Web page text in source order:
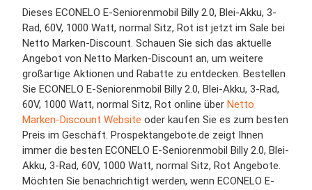
Dieses ECONELO E-Seniorenmobil Billy 2.0, Blei-Akku, 3-
Rad, 60V, 1000 Watt, normal Sitz, Rot ist jetzt im Sale bei
Netto Marken-Discount. Schauen Sie sich das aktuelle
Angebot von Netto Marken-Discount an, um weitere
großartige Aktionen und Rabatte zu entdecken. Bestellen
Sie ECONELO E-Seniorenmobil Billy 2.0, Blei-Akku, 3-Rad,
60V, 1000 Watt, normal Sitz, Rot online über Netto
Marken-Discount Website oder kaufen Sie es zum besten
Preis im Geschäft. Prospektangebote.de zeigt Ihnen
immer die besten ECONELO E-Seniorenmobil Billy 2.0, Blei-
Akku, 3-Rad, 60V, 1000 Watt, normal Sitz, Rot Angebote.
Möchten Sie benachrichtigt werden, wenn ECONELO E-